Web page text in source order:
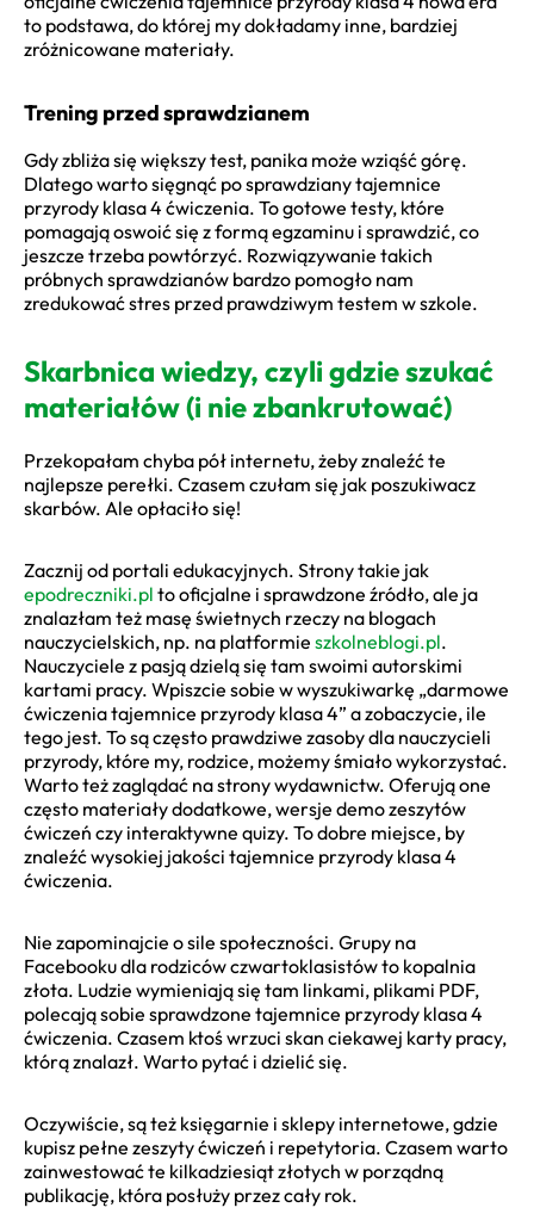
to podstawa, do której my dokładamy inne, bardziej
zróżnicowane materiały.
Trening przed sprawdzianem
Gdy zbliża się większy test, panika może wziąść górę.
Dlatego warto sięgnąć po sprawdziany tajemnice
przyrody klasa 4 ćwiczenia. To gotowe testy, które
pomagają oswoić się z formą egzaminu i sprawdzić, co
jeszcze trzeba powtórzyć. Rozwiązywanie takich
próbnych sprawdzianów bardzo pomogło nam
zredukować stres przed prawdziwym testem w szkole.
Skarbnica wiedzy, czyli gdzie szukać
materiałów (i nie zbankrutować)
Przekopałam chyba pół internetu, żeby znaleźć te
najlepsze perełki. Czasem czułam się jak poszukiwacz
skarbów. Ale opłaciło się!
Zacznij od portali edukacyjnych. Strony takie jak
epodreczniki.pl to oficjalne i sprawdzone źródło, ale ja
znalazłam też masę świetnych rzeczy na blogach
nauczycielskich, np. na platformie szkolneblogi.pl.
Nauczyciele z pasją dzielą się tam swoimi autorskimi
kartami pracy. Wpiszcie sobie w wyszukiwarkę „darmowe
ćwiczenia tajemnice przyrody klasa 4” a zobaczycie, ile
tego jest. To są często prawdziwe zasoby dla nauczycieli
przyrody, które my, rodzice, możemy śmiało wykorzystać.
Warto też zaglądać na strony wydawnictw. Oferują one
często materiały dodatkowe, wersje demo zeszytów
ćwiczeń czy interaktywne quizy. To dobre miejsce, by
znaleźć wysokiej jakości tajemnice przyrody klasa 4
ćwiczenia.
Nie zapominajcie o sile społeczności. Grupy na
Facebooku dla rodziców czwartoklasistów to kopalnia
złota. Ludzie wymieniają się tam linkami, plikami PDF,
polecają sobie sprawdzone tajemnice przyrody klasa 4
ćwiczenia. Czasem ktoś wrzuci skan ciekawej karty pracy,
którą znalazł. Warto pytać i dzielić się.
Oczywiście, są też księgarnie i sklepy internetowe, gdzie
kupisz pełne zeszyty ćwiczeń i repetytoria. Czasem warto
zainwestować te kilkadziesiąt złotych w porządną
publikację, która posłuży przez cały rok.